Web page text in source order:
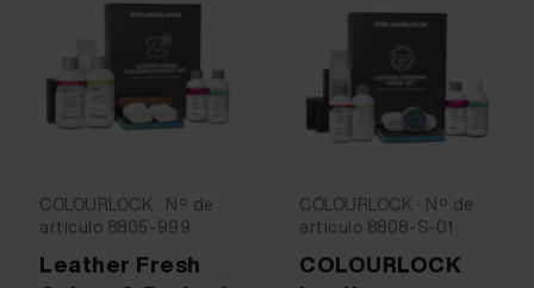
COLOURLOCK · Nº de
artículo 8805-999
Leather Fresh
COLOURLOCK · Nº de
artículo 8808-S-01
COLOURLOCK